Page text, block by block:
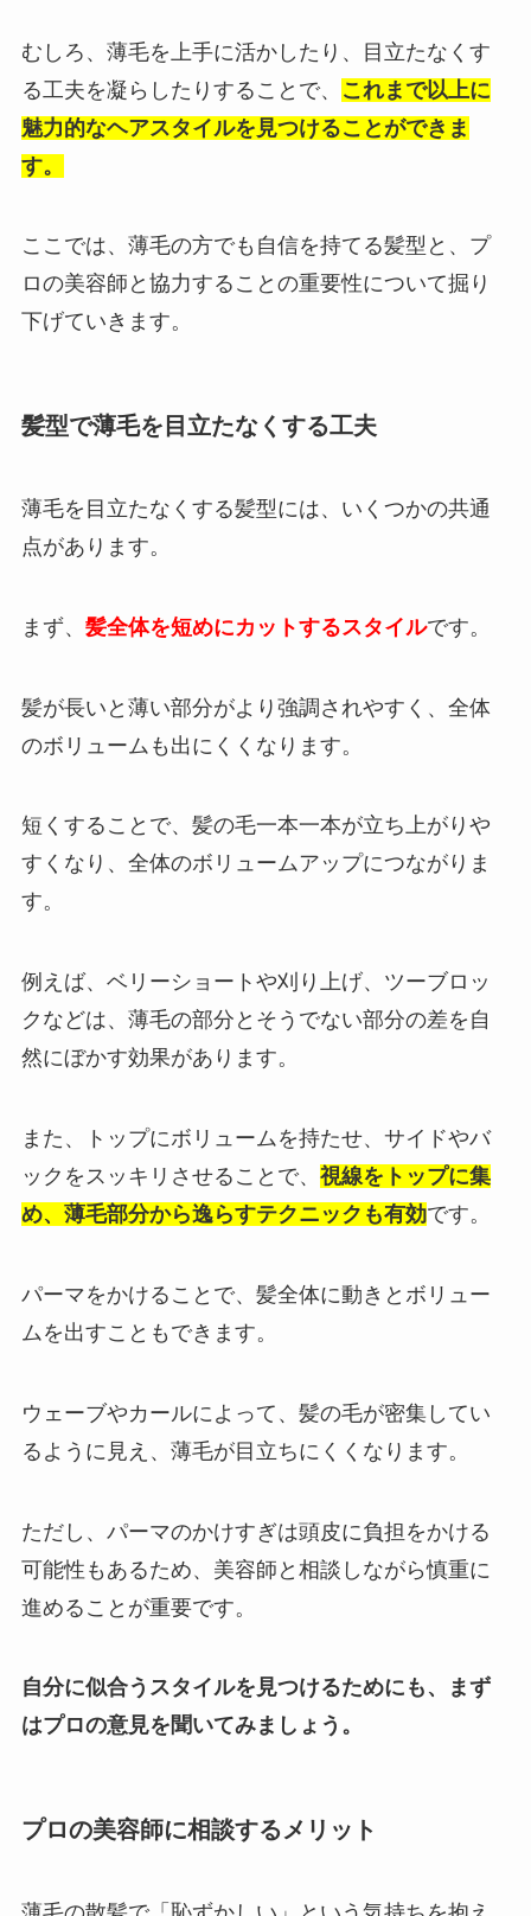
むしろ、薄毛を上手に活かしたり、目立たなくす
る工夫を凝らしたりすることで、
これまで以上に
魅力的なヘアスタイルを見つけることができま
す。
ここでは、薄毛の方でも自信を持てる髪型と、プ
ロの美容師と協力することの重要性について掘り
下げていきます。
髪型で薄毛を目立たなくする工夫
薄毛を目立たなくする髪型には、いくつかの共通
点があります。
まず、 髪全体を短めにカットするスタイルです。
髪が長いと薄い部分がより強調されやすく、全体
のボリュームも出にくくなります。
短くすることで、髪の毛一本一本が立ち上がりや
すくなり、全体のボリュームアップにつながりま
す。
例えば、ベリーショートや刈り上げ、ツーブロッ
クなどは、薄毛の部分とそうでない部分の差を自
然にぼかす効果があります。
また、トップにボリュームを持たせ、サイドやバ
ックをスッキリさせることで、 視線をトップに集
め、薄毛部分から逸らすテクニックも有効です。
パーマをかけることで、髪全体に動きとボリュー
ムを出すこともできます。
ウェーブやカールによって、髪の毛が密集してい
るように見え、薄毛が目立ちにくくなります。
ただし、パーマのかけすぎは頭皮に負担をかける
可能性もあるため、美容師と相談しながら慎重に
進めることが重要です。
自分に似合うスタイルを見つけるためにも、まず
はプロの意見を聞いてみましょう。
プロの美容師に相談するメリット